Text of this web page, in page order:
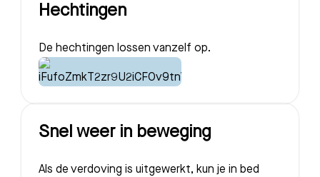
Hechtingen
De hechtingen lossen vanzelf op.
Snel weer in beweging
Als de verdoving is uitgewerkt, kun je in bed